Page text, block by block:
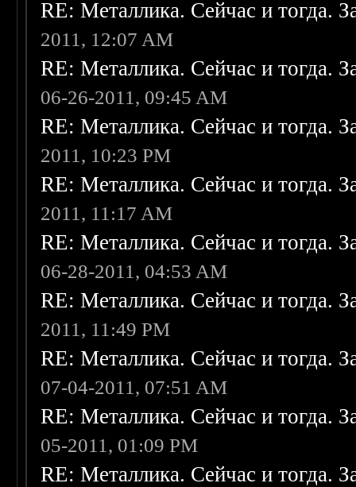
RE: Металлика. Сейчас и тогда.
2011, 12:07 AM
RE: Металлика. Сейчас и тогда.
06-26-2011, 09:45 AM
RE: Металлика. Сейчас и тогда.
2011, 10:23 PM
RE: Металлика. Сейчас и тогда.
2011, 11:17 AM
RE: Металлика. Сейчас и тогда.
06-28-2011, 04:53 AM
RE: Металлика. Сейчас и тогда.
2011, 11:49 PM
RE: Металлика. Сейчас и тогда.
07-04-2011, 07:51 AM
RE: Металлика. Сейчас и тогда.
05-2011, 01:09 PM
RE: Металлика. Сейчас и тогда.